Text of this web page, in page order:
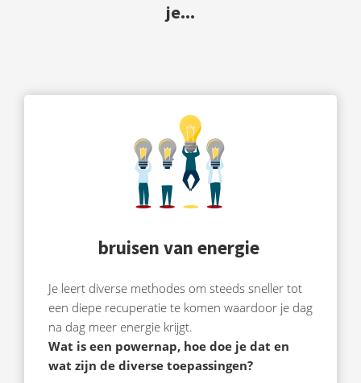
je...
bruisen van energie
Je leert diverse methodes om steeds sneller tot
een diepe recuperatie te komen waardoor je dag
na dag meer energie krijgt.
Wat is een powernap, hoe doe je dat en
wat zijn de diverse toepassingen?